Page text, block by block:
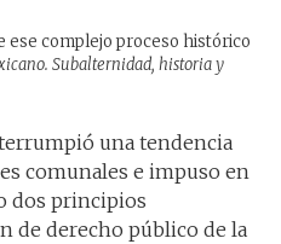
ese complejo proceso histórico
Subalternidad, historia y
una tendencia
comunales e impuso en
dos principios
de derecho público de la